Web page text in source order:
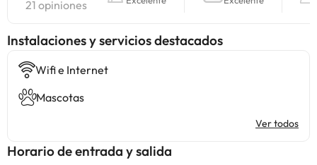
21 opiniones
Instalaciones y servicios destacados
Wifi e Internet
Mascotas
Ver todos
Horario de entrada y salida